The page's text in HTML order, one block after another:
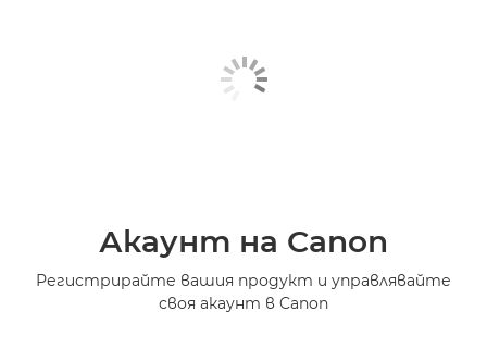
Акаунт на Canon
Регистрирайте вашия продукт и управлявайте
своя акаунт в Canon